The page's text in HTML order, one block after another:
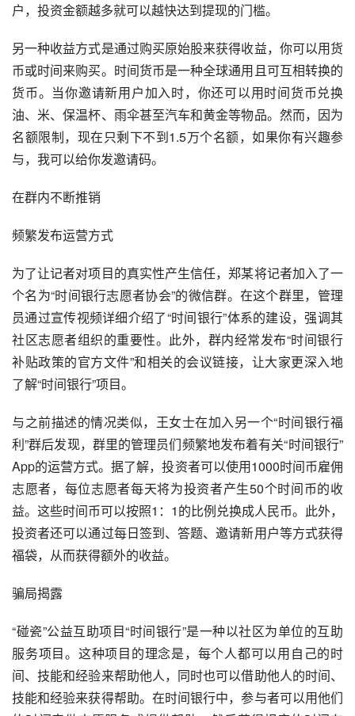
户，投资金额越多就可以越快达到提现的门槛。
另一种收益方式是通过购买原始股来获得收益，你可以用货
币或时间来购买。时间货币是一种全球通用且可互相转换的
货币。当你邀请新用户加入时，你还可以用时间货币兑换
油、米、保温杯、雨伞甚至汽车和黄金等物品。然而，因为
名额限制，现在只剩下不到1.5万个名额，如果你有兴趣参
与，我可以给你发邀请码。
在群内不断推销
频繁发布运营方式
为了让记者对项目的真实性产生信任，郑某将记者加入了一
个名为“时间银行志愿者协会”的微信群。在这个群里，管理
员通过宣传视频详细介绍了“时间银行”体系的建设，强调其
社区志愿者组织的重要性。此外，群内经常发布“时间银行
补贴政策的官方文件”和相关的会议链接，让大家更深入地
了解“时间银行”项目。
与之前描述的情况类似，王女士在加入另一个“时间银行福
利”群后发现，群里的管理员们频繁地发布着有关“时间银行”
App的运营方式。据了解，投资者可以使用1000时间币雇佣
志愿者，每位志愿者每天将为投资者产生50个时间币的收
益。这些时间币可以按照1：1的比例兑换成人民币。此外，
投资者还可以通过每日签到、答题、邀请新用户等方式获得
福袋，从而获得额外的收益。
骗局揭露
“碰瓷”公益互助项目“时间银行”是一种以社区为单位的互助
服务项目。这种项目的理念是，每个人都可以用自己的时
间、技能和经验来帮助他人，同时也可以借助他人的时间、
技能和经验来获得帮助。在时间银行中，参与者可以用他们